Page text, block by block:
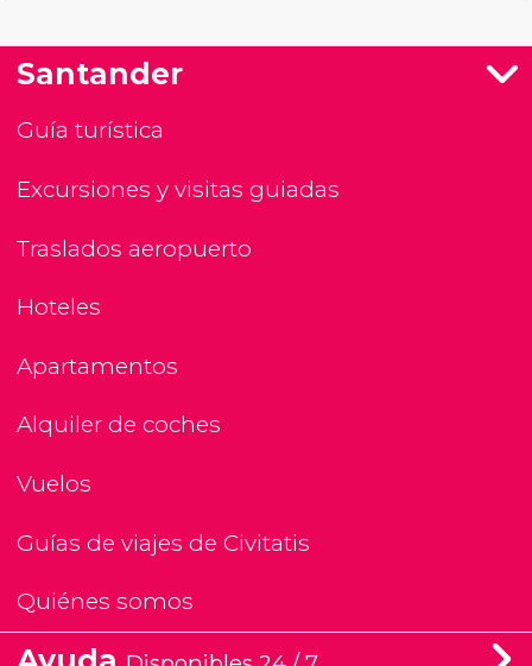
Santander
Guía turística
Excursiones y visitas guiadas
Traslados aeropuerto
Hoteles
Apartamentos
Alquiler de coches
Vuelos
Guías de viajes de Civitatis
Quiénes somos